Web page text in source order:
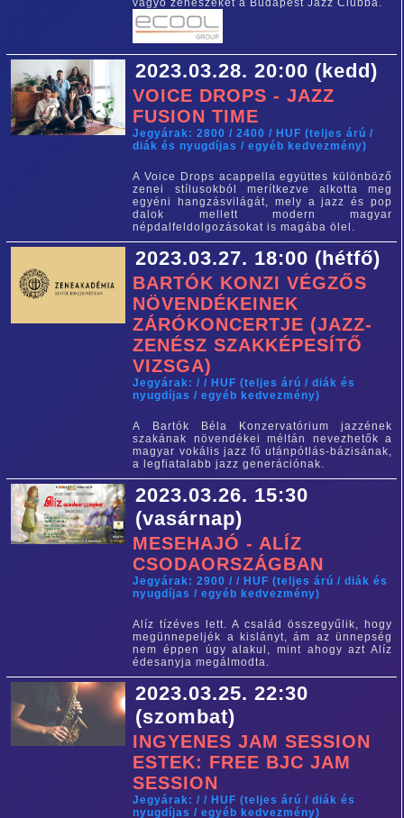
vágyó zenészeket a Budapest Jazz Clubba.
2023.03.28. 20:00 (kedd)
VOICE DROPS - JAZZ
FUSION TIME
Jegyárak: 2800 / 2400 / HUF (teljes árú /
diák és nyugdíjas / egyéb kedvezmény)
A Voice Drops acappella együttes különböző
zenei stílusokból merítkezve alkotta meg
egyéni hangzásvilágát, mely a jazz és pop
dalok mellett modern magyar
népdalfeldolgozásokat is magába ölel.
2023.03.27. 18:00 (hétfő)
BARTÓK KONZI VÉGZŐS
NÖVENDÉKEINEK
ZÁRÓKONCERTJE (JAZZ-
ZENÉSZ SZAKKÉPESÍTŐ
VIZSGA)
Jegyárak: / / HUF (teljes árú / diák és
nyugdíjas / egyéb kedvezmény)
A Bartók Béla Konzervatórium jazzének
szakának növendékei méltán nevezhetők a
magyar vokális jazz fő utánpótlás-bázisának,
a legfiatalabb jazz generációnak.
2023.03.26. 15:30
(vasárnap)
MESEHAJÓ - ALÍZ
CSODAORSZÁGBAN
Jegyárak: 2900 / / HUF (teljes árú / diák és
nyugdíjas / egyéb kedvezmény)
Alíz tízéves lett. A család összegyűlik, hogy
megünnepeljék a kislányt, ám az ünnepség
nem éppen úgy alakul, mint ahogy azt Alíz
édesanyja megálmodta.
2023.03.25. 22:30
(szombat)
INGYENES JAM SESSION
ESTEK: FREE BJC JAM
SESSION
Jegyárak: / / HUF (teljes árú / diák és
nyugdíjas / egyéb kedvezmény)